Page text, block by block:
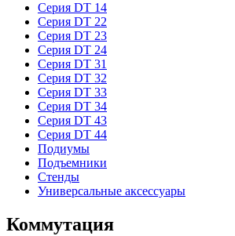
Серия DT 14
Серия DT 22
Серия DT 23
Серия DT 24
Серия DT 31
Серия DT 32
Серия DT 33
Серия DT 34
Серия DT 43
Серия DT 44
Подиумы
Подъемники
Стенды
Универсальные аксессуары
Коммутация